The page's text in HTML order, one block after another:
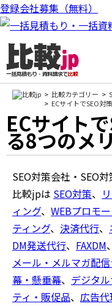
登録会社募集（無料）
比較カテゴリー
ECサイトでSEO対
ECサイト
る8つのメ
SEO対策会社・SEO
比較jpは SEO対策、
ィング、 WEBプロモ
ティング、 決済代行、
DM発送代行、 FAXDM、
メール・メルマガ配
幕・懸垂幕、 デジタ
ティ・販促品、 広告